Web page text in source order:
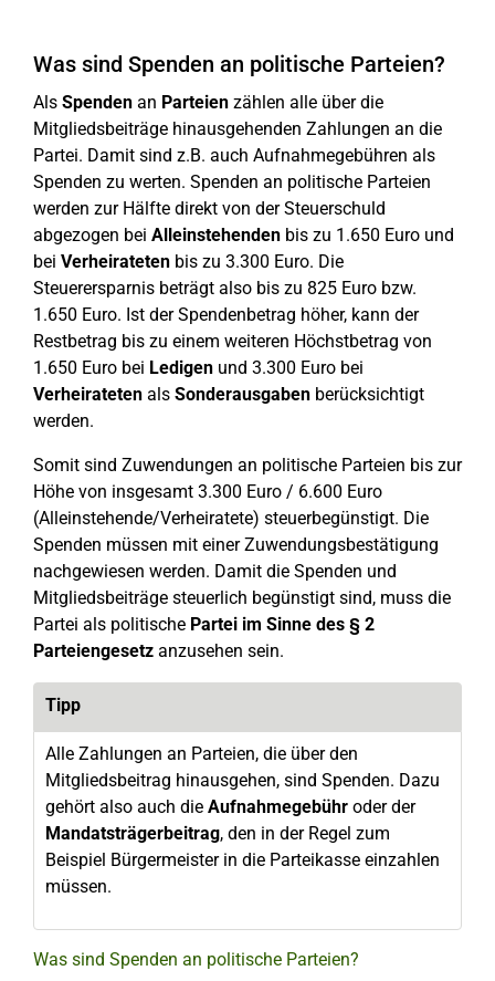
Was sind Spenden an politische Parteien?
Als Spenden an Parteien zählen alle über die
Mitgliedsbeiträge hinausgehenden Zahlungen an die
Partei. Damit sind z.B. auch Aufnahmegebühren als
Spenden zu werten. Spenden an politische Parteien
werden zur Hälfte direkt von der Steuerschuld
abgezogen bei Alleinstehenden bis zu 1.650 Euro und
bei Verheirateten bis zu 3.300 Euro. Die
Steuerersparnis beträgt also bis zu 825 Euro bzw.
1.650 Euro. Ist der Spendenbetrag höher, kann der
Restbetrag bis zu einem weiteren Höchstbetrag von
1.650 Euro bei Ledigen und 3.300 Euro bei
Verheirateten als Sonderausgaben berücksichtigt
werden.
Somit sind Zuwendungen an politische Parteien bis zur
Höhe von insgesamt 3.300 Euro / 6.600 Euro
(Alleinstehende/Verheiratete) steuerbegünstigt. Die
Spenden müssen mit einer Zuwendungsbestätigung
nachgewiesen werden. Damit die Spenden und
Mitgliedsbeiträge steuerlich begünstigt sind, muss die
Partei als politische Partei im Sinne des § 2
Parteiengesetz anzusehen sein.
Tipp
Alle Zahlungen an Parteien, die über den
Mitgliedsbeitrag hinausgehen, sind Spenden. Dazu
gehört also auch die Aufnahmegebühr oder der
Mandatsträgerbeitrag, den in der Regel zum
Beispiel Bürgermeister in die Parteikasse einzahlen
müssen.
Was sind Spenden an politische Parteien?